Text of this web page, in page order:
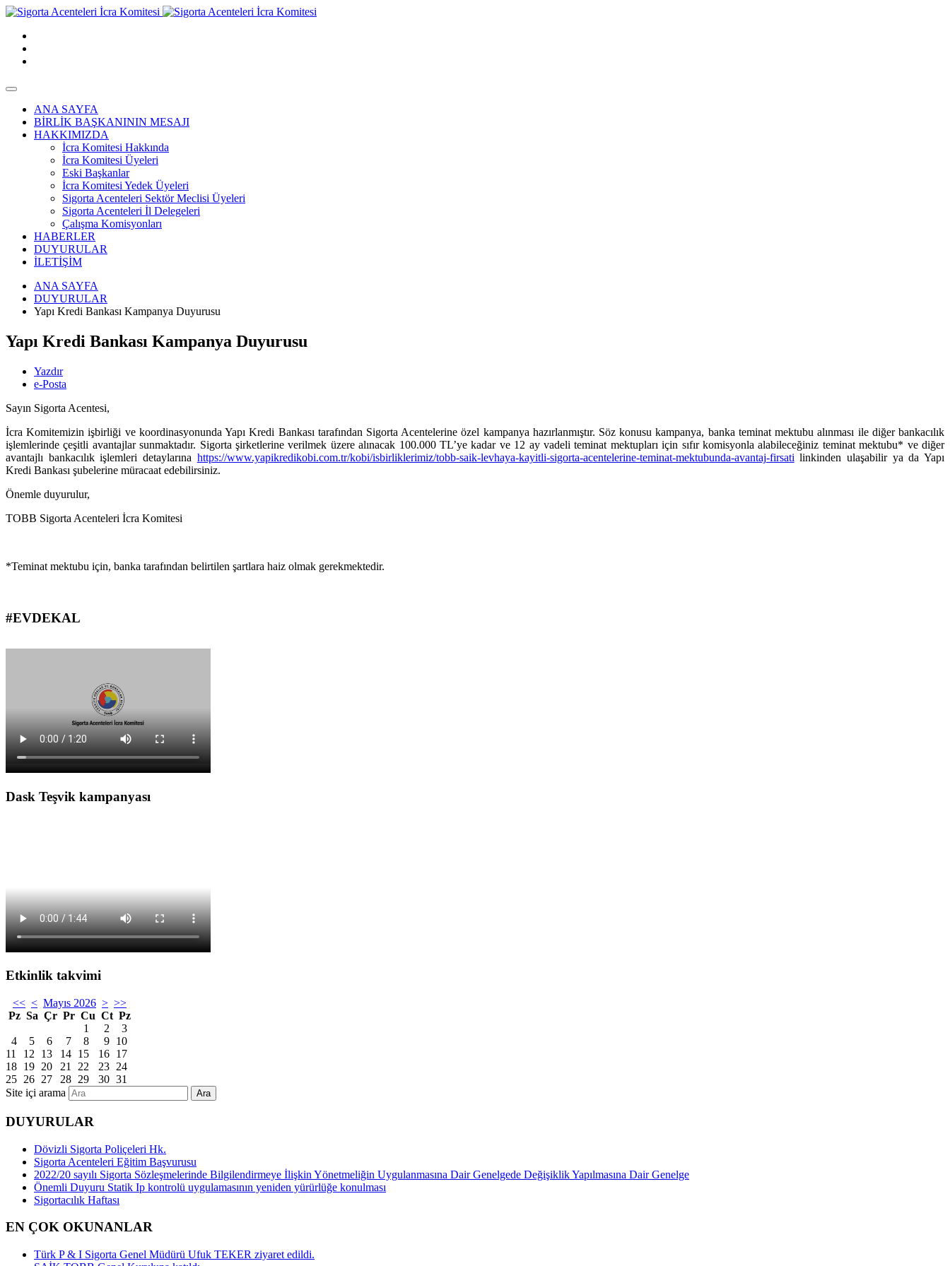
ANA SAYFA
BİRLİK BAŞKANININ MESAJI
HAKKIMIZDA
İcra Komitesi Hakkında
İcra Komitesi Üyeleri
Eski Başkanlar
İcra Komitesi Yedek Üyeleri
Sigorta Acenteleri Sektör Meclisi Üyeleri
Sigorta Acenteleri İl Delegeleri
Çalışma Komisyonları
HABERLER
DUYURULAR
İLETİŞİM
ANA SAYFA
DUYURULAR
Yapı Kredi Bankası Kampanya Duyurusu
Yapı Kredi Bankası Kampanya Duyurusu
Yazdır
e-Posta
Sayın Sigorta Acentesi,
İcra Komitemizin işbirliği ve koordinasyonunda Yapı Kredi Bankası tarafından Sigorta Acentelerine özel kampanya hazırlanmıştır. Söz konusu kampanya, banka teminat mektubu alınması ile diğer bankacılık
işlemlerinde çeşitli avantajlar sunmaktadır. Sigorta şirketlerine verilmek üzere alınacak 100.000 TL’ye kadar ve 12 ay vadeli teminat mektupları için sıfır komisyonla alabileceğiniz teminat mektubu* ve diğer
avantajlı bankacılık işlemleri detaylarına https://www.yapikredikobi.com.tr/kobi/isbirliklerimiz/tobb-saik-levhaya-kayitli-sigorta-acentelerine-teminat-mektubunda-avantaj-firsati linkinden ulaşabilir ya da Yapı
Kredi Bankası şubelerine müracaat edebilirsiniz.
Önemle duyurulur,
TOBB Sigorta Acenteleri İcra Komitesi
*Teminat mektubu için, banka tarafından belirtilen şartlara haiz olmak gerekmektedir.
#EVDEKAL
Dask Teşvik kampanyası
Etkinlik takvimi
<< < Mayıs 2026 > >>
Pz Sa Çr Pr Cu Ct Pz
1
2
3
4
5 6 7 8 9 10
11
12 13 14 15 16 17
18 19 20 21 22 23 24
25 26 27 28 29 30 31
Site içi arama
Ara
DUYURULAR
Dövizli Sigorta Poliçeleri Hk.
Sigorta Acenteleri Eğitim Başvurusu
2022/20 sayılı Sigorta Sözleşmelerinde Bilgilendirmeye İlişkin Yönetmeliğin Uygulanmasına Dair Genelgede Değişiklik Yapılmasına Dair Genelge
Önemli Duyuru Statik Ip kontrolü uygulamasının yeniden yürürlüğe konulması
Sigortacılık Haftası
EN ÇOK OKUNANLAR
Türk P & I Sigorta Genel Müdürü Ufuk TEKER ziyaret edildi.